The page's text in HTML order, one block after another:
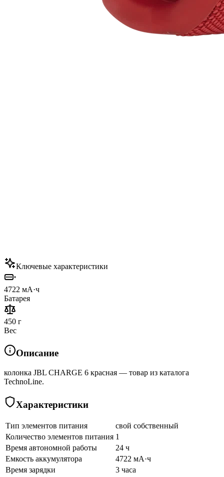
Ключевые характеристики
4722 мА·ч
Батарея
450 г
Вес
Описание
колонка JBL CHARGE 6 красная — товар из каталога
TechnoLine.
Характеристики
Тип элементов питания
свой собственный
Количество элементов питания 1
Время автономной работы
24 ч
Емкость аккумулятора
4722 мА·ч
Время зарядки
3 часа